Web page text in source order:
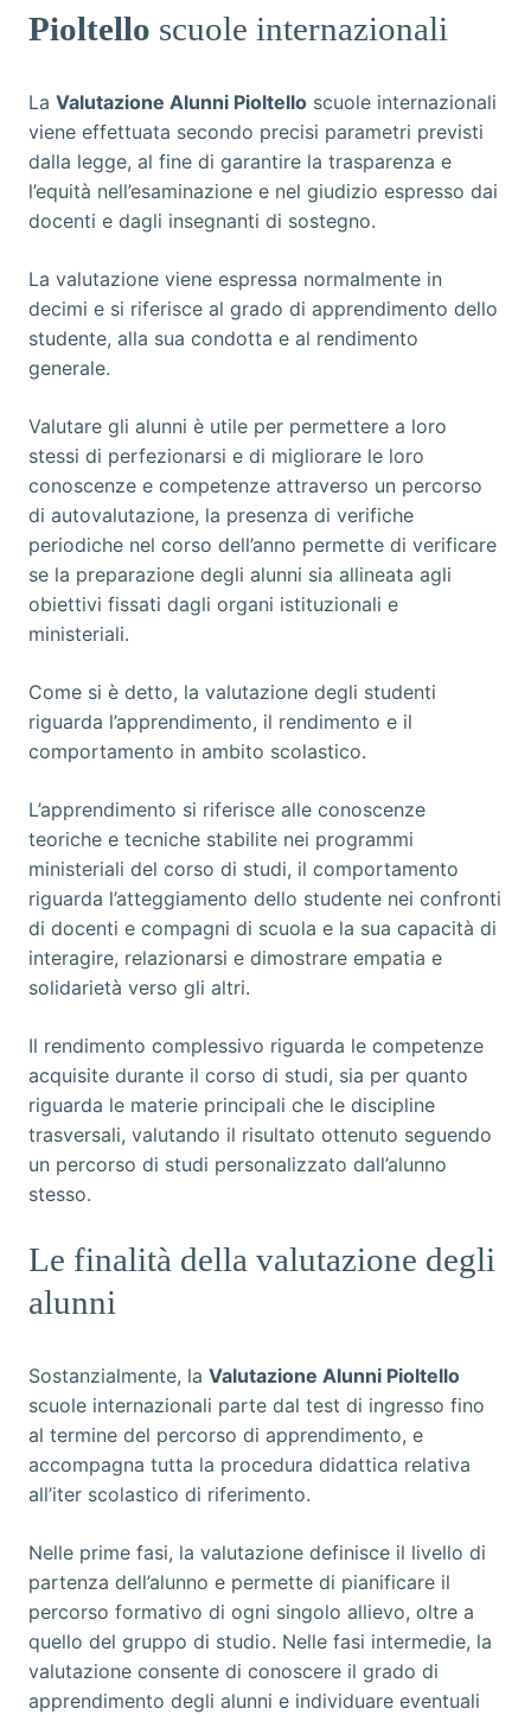
Pioltello scuole internazionali
La Valutazione Alunni Pioltello scuole internazionali
viene effettuata secondo precisi parametri previsti
dalla legge, al fine di garantire la trasparenza e
l’equità nell’esaminazione e nel giudizio espresso dai
docenti e dagli insegnanti di sostegno.
La valutazione viene espressa normalmente in
decimi e si riferisce al grado di apprendimento dello
studente, alla sua condotta e al rendimento
generale.
Valutare gli alunni è utile per permettere a loro
stessi di perfezionarsi e di migliorare le loro
conoscenze e competenze attraverso un percorso
di autovalutazione, la presenza di verifiche
periodiche nel corso dell’anno permette di verificare
se la preparazione degli alunni sia allineata agli
obiettivi fissati dagli organi istituzionali e
ministeriali.
Come si è detto, la valutazione degli studenti
riguarda l’apprendimento, il rendimento e il
comportamento in ambito scolastico.
L’apprendimento si riferisce alle conoscenze
teoriche e tecniche stabilite nei programmi
ministeriali del corso di studi, il comportamento
riguarda l’atteggiamento dello studente nei confronti
di docenti e compagni di scuola e la sua capacità di
interagire, relazionarsi e dimostrare empatia e
solidarietà verso gli altri.
Il rendimento complessivo riguarda le competenze
acquisite durante il corso di studi, sia per quanto
riguarda le materie principali che le discipline
trasversali, valutando il risultato ottenuto seguendo
un percorso di studi personalizzato dall’alunno
stesso.
Le finalità della valutazione degli
alunni
Sostanzialmente, la Valutazione Alunni Pioltello
scuole internazionali parte dal test di ingresso fino
al termine del percorso di apprendimento, e
accompagna tutta la procedura didattica relativa
all’iter scolastico di riferimento.
Nelle prime fasi, la valutazione definisce il livello di
partenza dell’alunno e permette di pianificare il
percorso formativo di ogni singolo allievo, oltre a
quello del gruppo di studio. Nelle fasi intermedie, la
valutazione consente di conoscere il grado di
apprendimento degli alunni e individuare eventuali